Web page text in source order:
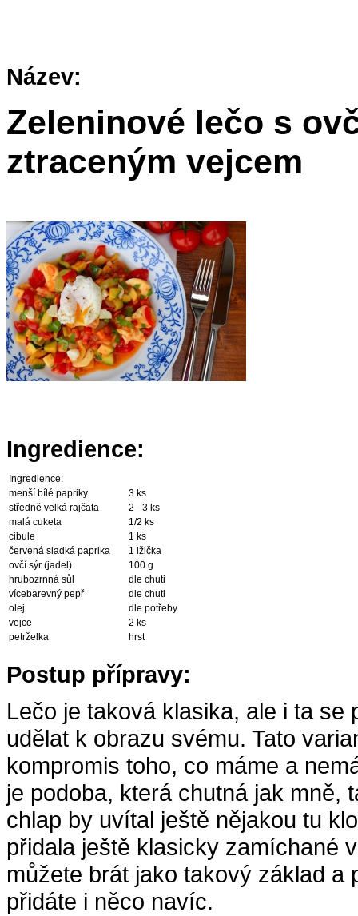
Název:
Zeleninové lečo s
ztraceným vejcem
Ingredience:
Ingredience:
menší bílé papriky
3 ks
středně velká rajčata
2 - 3 ks
malá cuketa
1/2 ks
cibule
1 ks
červená sladká paprika
1 lžička
ovčí sýr (jadel)
100 g
hrubozrnná sůl
dle chuti
vícebarevný pepř
dle chuti
olej
dle potřeby
vejce
2 ks
petrželka
hrst
Postup přípravy:
Lečo je taková klasika, ale i ta se
udělat k obrazu svému. Tato
kompromis toho, co máme a
je podoba, která chutná jak mně,
chlap by uvítal ještě nějakou tu
přidala ještě klasicky zamíchané
můžete brát jako takový základ a
přidáte i něco navíc.